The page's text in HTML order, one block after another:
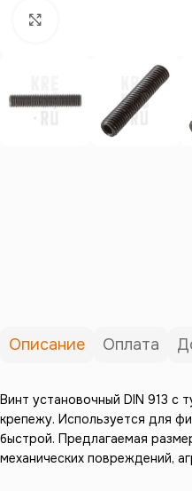
Описание Оплата
Винт установочный DIN 913 с
крепежу. Используется для
быстрой. Предлагаемая
механических повреждений,